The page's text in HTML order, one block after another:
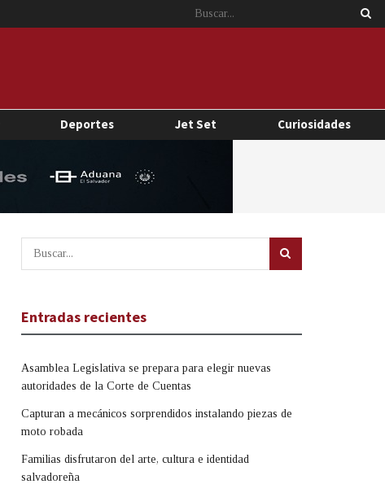
Deportes Jet Set Curiosidades
Entradas recientes
Asamblea Legislativa se prepara para elegir nuevas
autoridades de la Corte de Cuentas
Capturan a mecánicos sorprendidos instalando piezas de
moto robada
Familias disfrutaron del arte, cultura e identidad
salvadoreña